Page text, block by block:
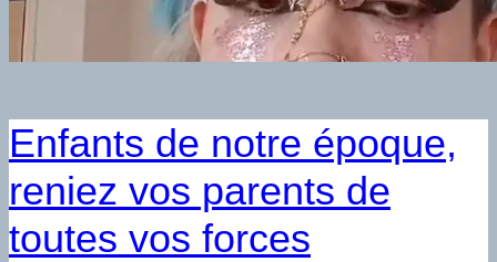
Enfants de notre époque,
reniez vos parents de
toutes vos forces